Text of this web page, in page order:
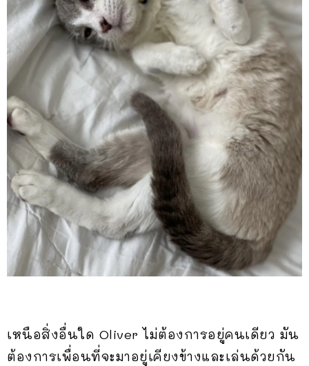
เหนือสิ่งอื่นใด Oliver ไม่ต้องการอยู่คนเดียว มัน
ต้องการเพื่อนที่จะมาอยู่เคียงข้างและเล่นด้วยกัน